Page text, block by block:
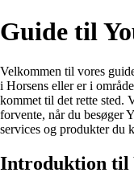
Guide til
Velkommen til vores
i Horsens eller er i
kommet til det rette sted.
forvente, når du besøger
services og produkter du
Introduktion til